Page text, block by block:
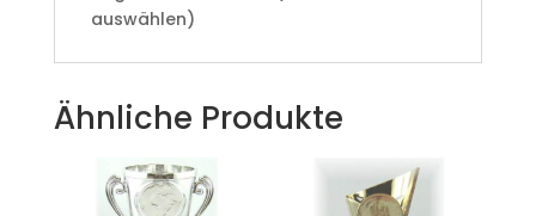
auswählen)
Ähnliche Produkte